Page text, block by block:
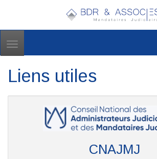
Toggle
Liens utiles
CNAJMJ